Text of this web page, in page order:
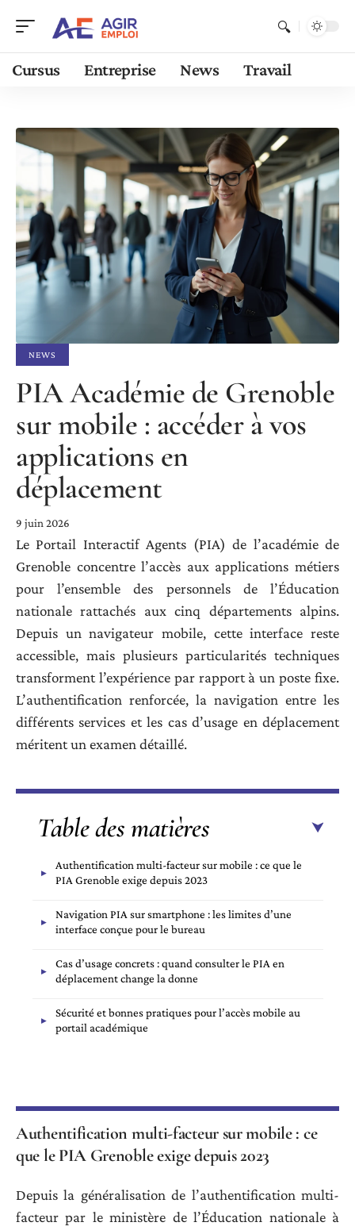
Cursus Entreprise News Travail
NEWS
PIA Académie de Grenoble
sur mobile : accéder à vos
applications en
déplacement
9 juin 2026
Le Portail Interactif Agents (PIA) de l’académie de
Grenoble concentre l’accès aux applications métiers
pour l’ensemble des personnels de l’Éducation
nationale rattachés aux cinq départements alpins.
Depuis un navigateur mobile, cette interface reste
accessible, mais plusieurs particularités techniques
transforment l’expérience par rapport à un poste fixe.
L’authentification renforcée, la navigation entre les
différents services et les cas d’usage en déplacement
méritent un examen détaillé.
Table des matières
Authentification multi-facteur sur mobile : ce que le
PIA Grenoble exige depuis 2023
Navigation PIA sur smartphone : les limites d’une
interface conçue pour le bureau
Cas d’usage concrets : quand consulter le PIA en
déplacement change la donne
Sécurité et bonnes pratiques pour l’accès mobile au
portail académique
Authentification multi-facteur sur mobile : ce
que le PIA Grenoble exige depuis 2023
Depuis la généralisation de l’authentification multi-
facteur par le ministère de l’Éducation nationale à